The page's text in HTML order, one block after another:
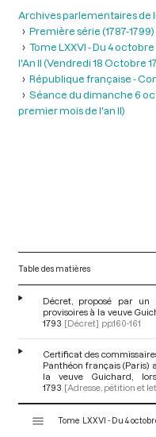
Archives parlementaires de
Première série (1787-1799)
Tome LXXVI - Du 4
l'An II (Vendredi 18 Octobre
République française -
Séance du dimanche 6
premier mois de l'an II)
Table des matières
Décret, proposé par un
provisoires à la veuve
1793 [Décret] pp.160-161
Certificat des
Panthéon français (Paris)
la veuve Guichard,
1793 [Adresse, pétition et